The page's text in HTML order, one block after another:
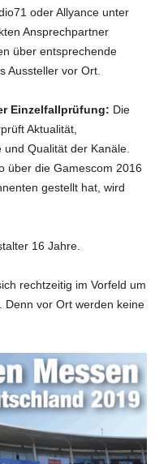
oder Allyance unter
Ansprechpartner
über entsprechende
Aussteller vor Ort.
Einzelfallprüfung: Die
Aktualität,
Qualität der Kanäle.
über die Gamescom 2016
gestellt hat, wird
16 Jahre.
rechtzeitig im Vorfeld um
Denn vor Ort werden keine